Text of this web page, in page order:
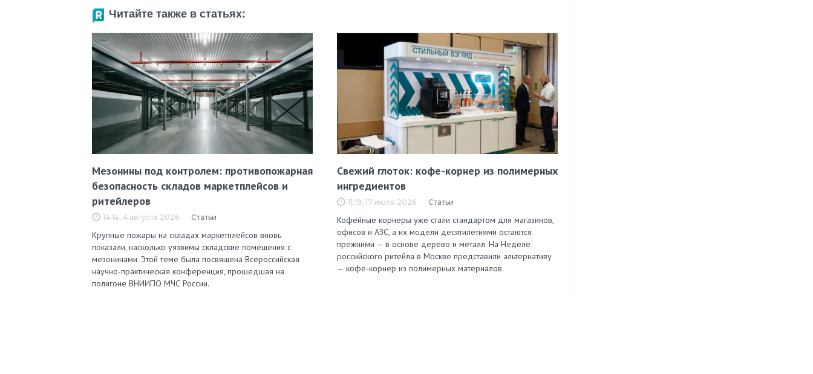
Читайте также в статьях:
Мезонины под контролем: противопожарная
безопасность складов маркетплейсов и
ритейлеров
14:14, 4 августа 2026 Статьи
Крупные пожары на складах маркетплейсов вновь
показали, насколько уязвимы складские помещения с
мезонинами. Этой теме была посвящена Всероссийская
научно-практическая конференция, прошедшая на
полигоне ВНИИПО МЧС России.
Свежий глоток: кофе-корнер из полимерных
ингредиентов
11:19, 17 июля 2026 Статьи
Кофейные корнеры уже стали стандартом для магазинов,
офисов и АЗС, а их модели десятилетиями остаются
прежними — в основе дерево и металл. На Неделе
российского ритейла в Москве представили альтернативу
— кофе-корнер из полимерных материалов.